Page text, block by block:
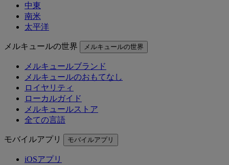
中東
南米
太平洋
メルキュールの世界 メルキュールの世界
メルキュールブランド
メルキュールのおもてなし
ロイヤリティ
ローカルガイド
メルキュールストア
全ての言語
モバイルアプリ モバイルアプリ
iOSアプリ